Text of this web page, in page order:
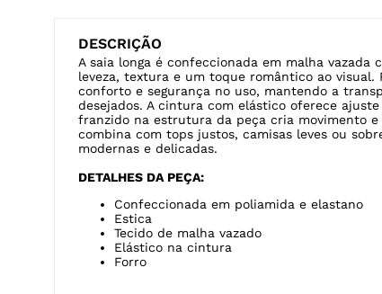
DESCRIÇÃO
A saia longa é confeccionada em malha vazada
leveza, textura e um toque romântico ao
conforto e segurança no uso, mantendo a
desejados. A cintura com elástico oferece
franzido na estrutura da peça cria movimento
combina com tops justos, camisas leves ou
modernas e delicadas.
DETALHES DA PEÇA:
Confeccionada em poliamida e elastano
Estica
Tecido de malha vazado
Elástico na cintura
Forro